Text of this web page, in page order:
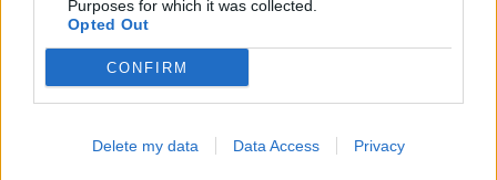
Purposes for which it was collected.
Opted Out
CONFIRM
Delete my data Data Access Privacy
Bubble Shooter